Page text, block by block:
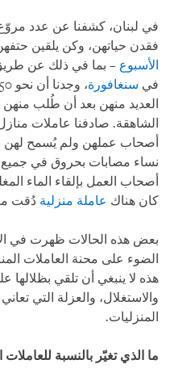
في لبنان، كشفنا عن عدد مروّع
فقدن حياتهن، وكن يلقين
الأسبوع – بما في ذلك عن
في سنغافورة
العديد منهن بعد أن طُلب منهن
الشاهقة. صادفنا عاملات
أصحاب عملهن ولم يُسمح لهن
نساء مصابات بحروق في جميع
أصحاب العمل بإلقاء الماء
كان هناك عاملة منزلية دُقت
بعض هذه الحالات ظهرت في
الضوء على محنة العاملات
هذه لا ينبغي أن تلقي بظلالها
والاستغلال، والعزلة التي
المنزليات.
ما الذي تغيّر بالنسبة